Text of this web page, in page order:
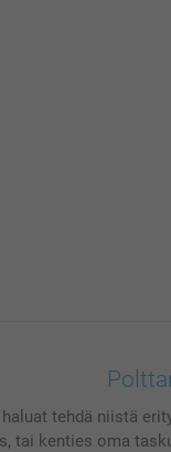
tehdä niistä
tai kenties oma